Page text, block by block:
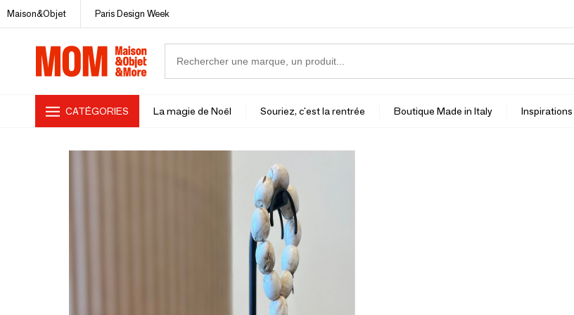
Maison&Objet Paris Design Week
CATÉGORIES La magie de Noël Souriez, c'est la rentrée Boutique Made in Italy Inspirations